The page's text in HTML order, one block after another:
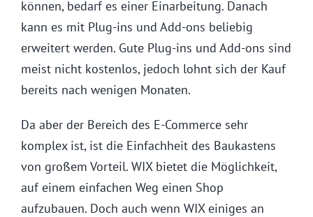
können, bedarf es einer Einarbeitung. Danach
kann es mit Plug-ins und Add-ons beliebig
erweitert werden. Gute Plug-ins und Add-ons sind
meist nicht kostenlos, jedoch lohnt sich der Kauf
bereits nach wenigen Monaten.
Da aber der Bereich des E-Commerce sehr
komplex ist, ist die Einfachheit des Baukastens
von großem Vorteil. WIX bietet die Möglichkeit,
auf einem einfachen Weg einen Shop
aufzubauen. Doch auch wenn WIX einiges an